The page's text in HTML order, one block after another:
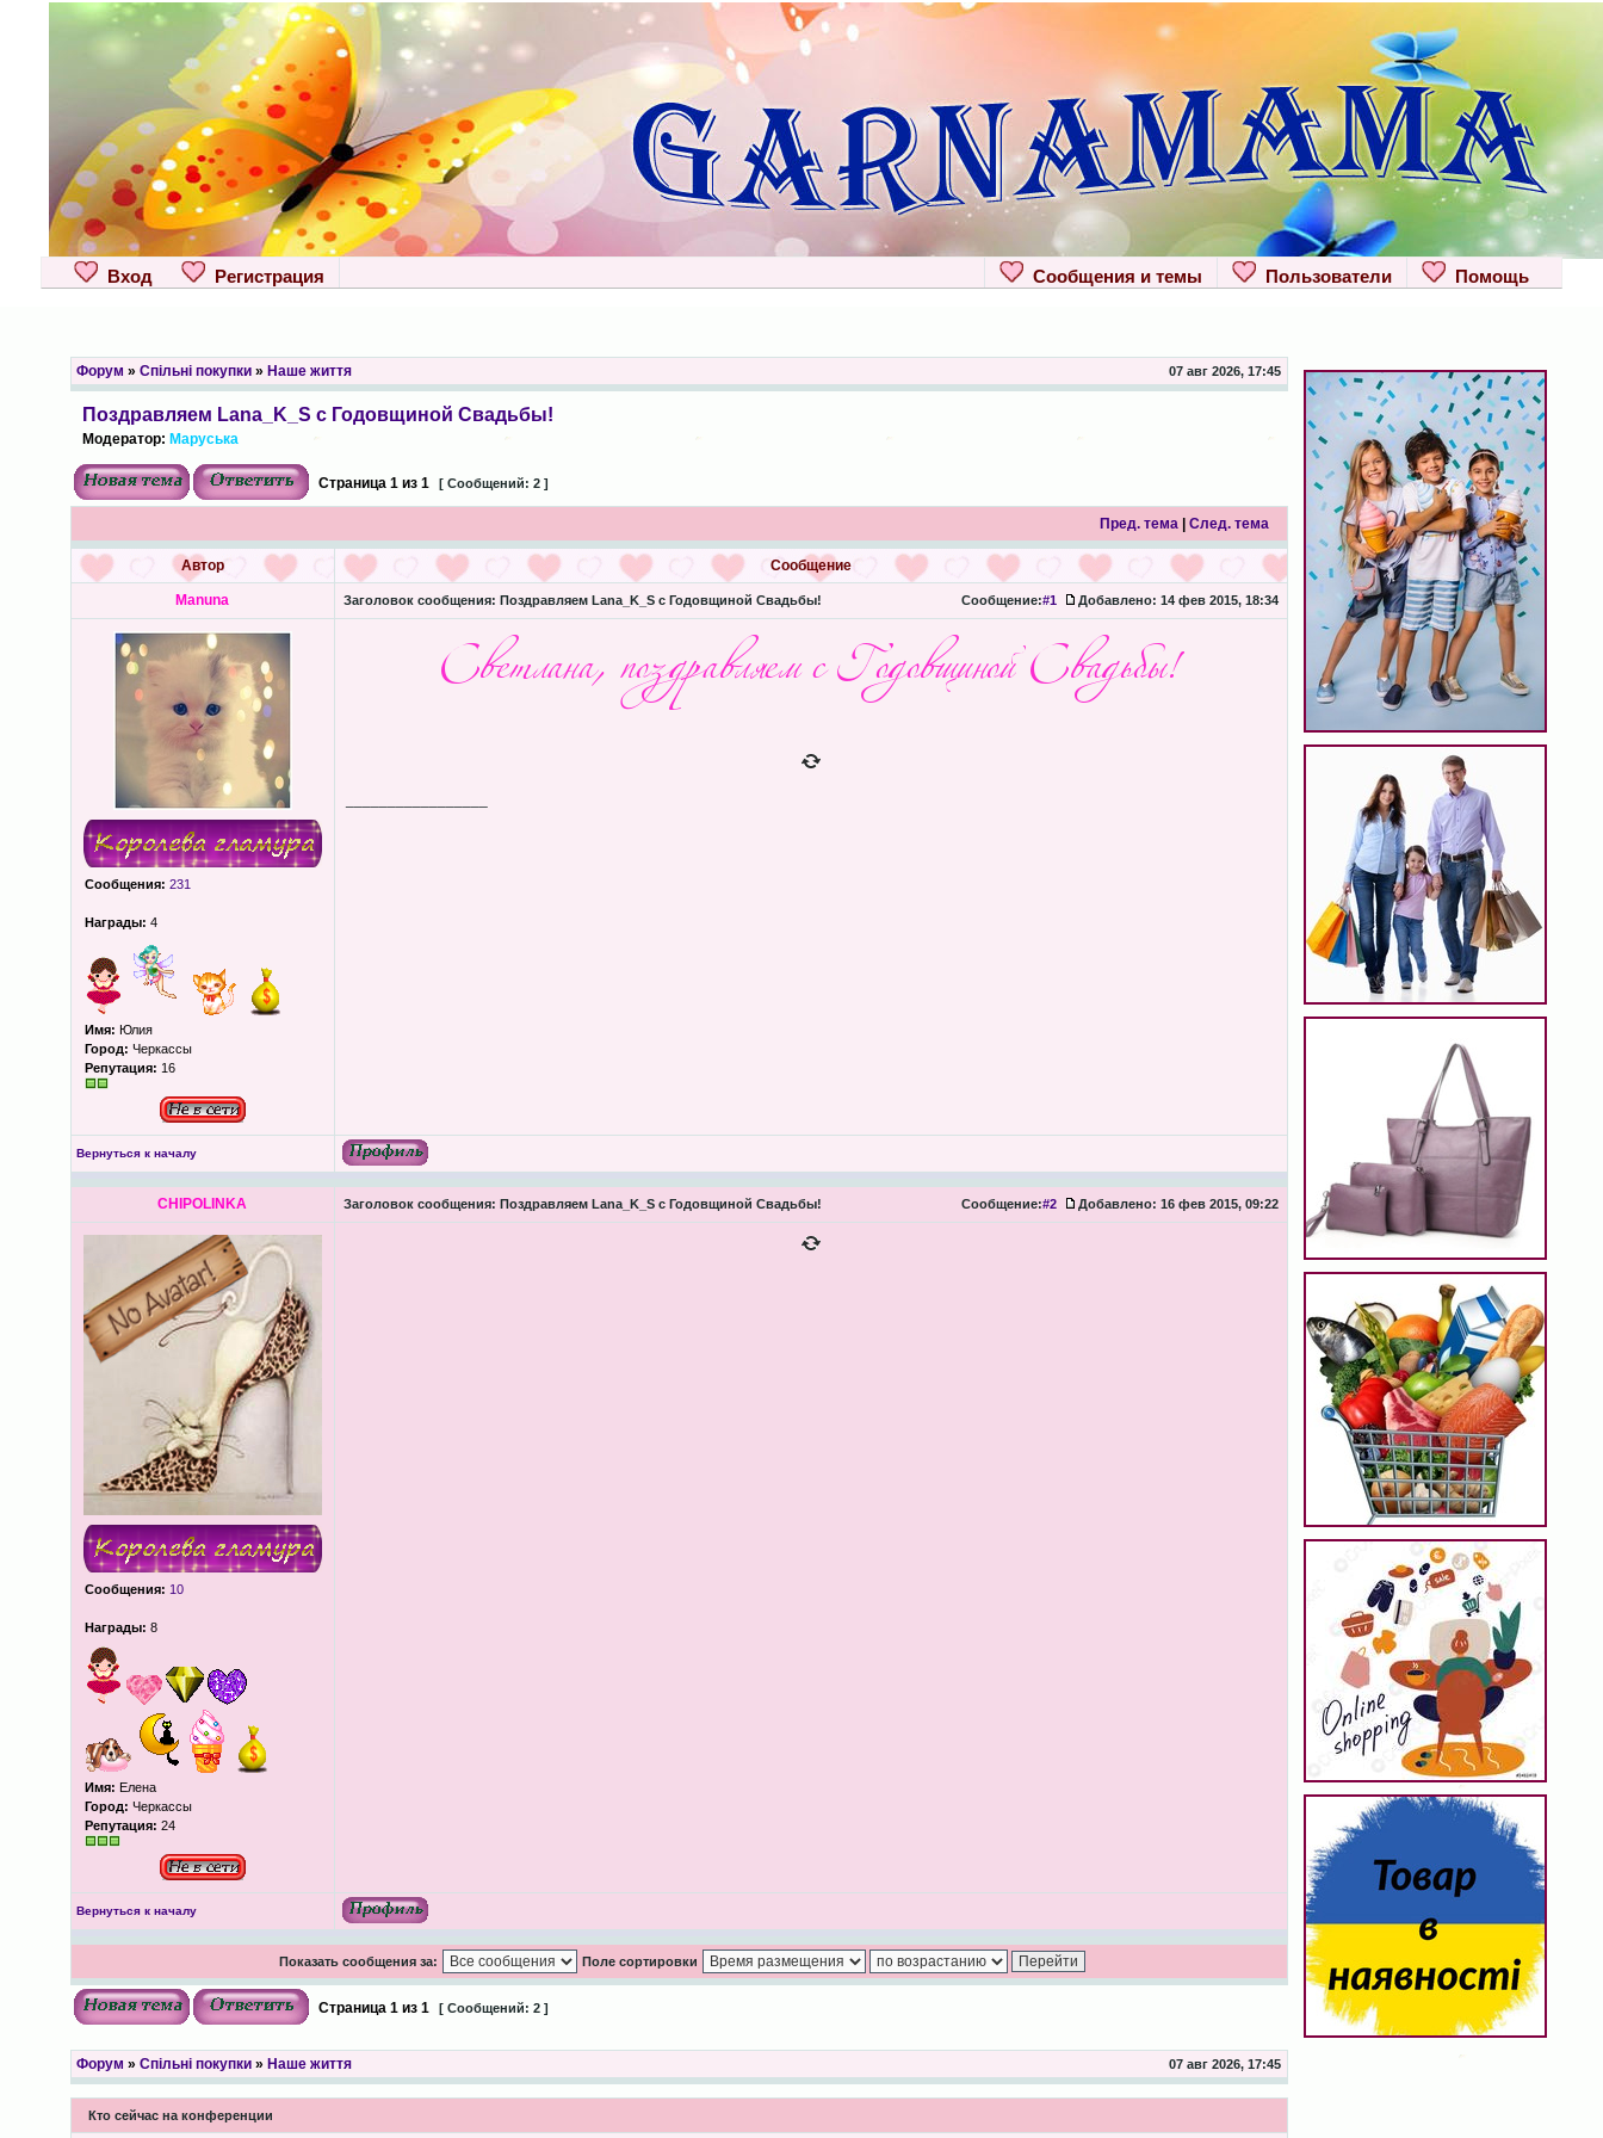
Вход Регистрация Помощь
Пользователи
Сообщения и темы
Форум » Спільні покупки» Наше життя 07 авг 2026, 17:45
Поздравляем Lana_K_S с Годовщиной Свадьбы!
Модератор: Маруська
Страница 1из 1 [ Сообщений: 2 ]
Пред. тема| След. тема
Автор Сообщение
Manuna Заголовок сообщения: Поздравляем Lana_K_S с Годовщиной Свадьбы! Сообщение:#1 Добавлено: 14 фев 2015, 18:34
Сообщения: 231
Награды: 4
Имя: Юлия
Город: Черкассы
Репутация: 16
Вернуться к началу
CHIPOLINKA Заголовок сообщения: Поздравляем Lana_K_S с Годовщиной Свадьбы! Сообщение:#2 Добавлено: 16 фев 2015, 09:22
Сообщения: 10
Награды: 8
Имя: Елена
Город: Черкассы
Репутация: 24
Вернуться к началу
Показать сообщения за: Поле сортировки
Страница 1из 1 [ Сообщений: 2 ]
Форум » Спільні покупки» Наше життя 07 авг 2026, 17:45
Кто сейчас на конференции